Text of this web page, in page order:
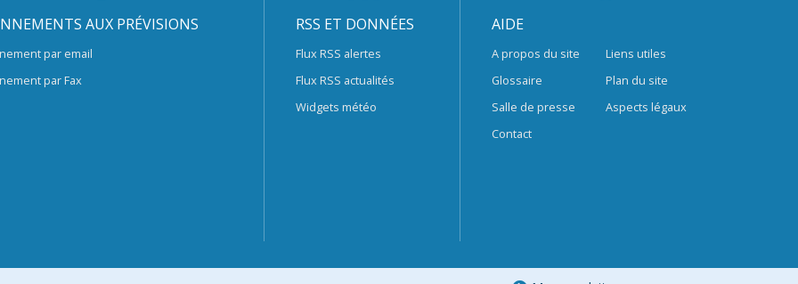
AUX PRÉVISIONS
par email
par Fax
RSS ET DONNÉES
Flux RSS alertes
Flux RSS actualités
Widgets météo
AIDE
A propos du site
Glossaire
Salle de presse
Contact
Liens utiles
Plan du site
Aspects légaux